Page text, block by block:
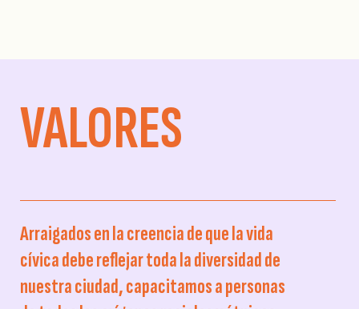
VALORES
Arraigados en la creencia de que la vida
cívica debe reflejar toda la diversidad de
nuestra ciudad, capacitamos a personas